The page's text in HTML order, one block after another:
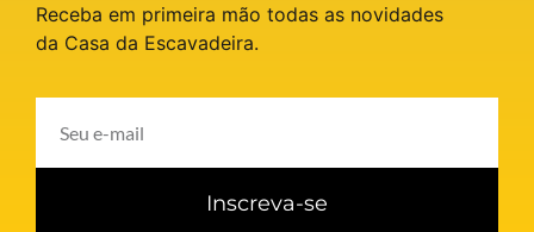
Receba em primeira mão todas as novidades
da Casa da Escavadeira.
Inscreva-se